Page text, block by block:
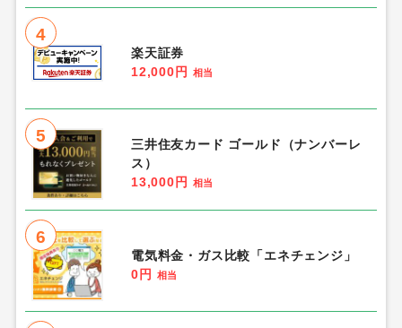
4
楽天証券
12,000円
相当
5
三井住友カード ゴールド（ナンバーレ
ス）
13,000円
相当
6
電気料金・ガス比較「エネチェンジ」
0円
相当